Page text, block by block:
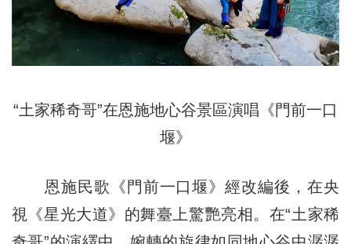
“土家稀奇哥”在恩施地心谷景區演唱《門前一口
堰》
恩施民歌《門前一口堰》經改編後，在央
視《星光大道》的舞臺上驚艷亮相。在“土家稀